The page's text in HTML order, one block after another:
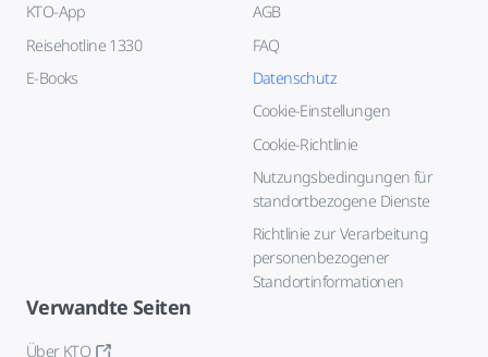
KTO-App
Reisehotline 1330
E-Books
AGB
FAQ
Datenschutz
Cookie-Einstellungen
Cookie-Richtlinie
Nutzungsbedingungen für
standortbezogene Dienste
Richtlinie zur Verarbeitung
personenbezogener
Standortinformationen
Verwandte Seiten
Über KTO